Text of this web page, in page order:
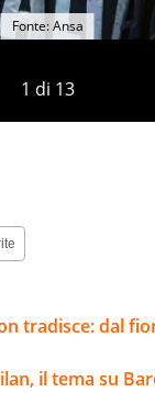
1 di 13
Fonte: Ansa
tradisce: dal
il tema su